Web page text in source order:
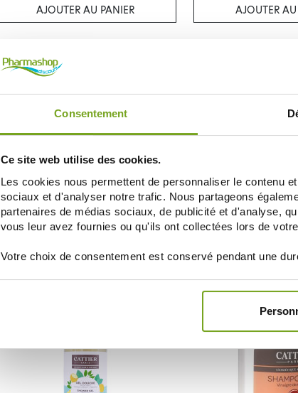
Consentement
Ce site web utilise des cookies.
Les cookies nous permettent de personnaliser le contenu
sociaux et d'analyser notre trafic. Nous partageons
partenaires de médias sociaux, de publicité et d'analyse,
vous leur avez fournies ou qu'ils ont collectées lors de
Votre choix de consentement est conservé pendant une
AJOUTER AU PANIER AJOUTER
Zéro
gaspi
CATTIER
CATTIER MOUSSE NETTOYANTE VISAGE
150ML
AJOUTER AU PANIER
CATTIER
AJOUTER